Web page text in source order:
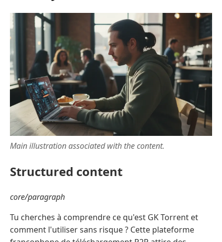
Main illustration associated with the content.
Structured content
core/paragraph
Tu cherches à comprendre ce qu'est GK Torrent et
comment l'utiliser sans risque ? Cette plateforme